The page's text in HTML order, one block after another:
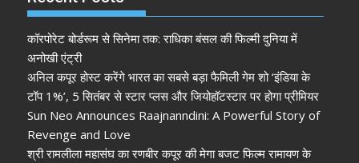
कॉरपोरेट बोर्डरूम से सिनेमा तक: राधिका बंसल की फिल्मी दुनिया में
अनोखी एंट्री
अनिल कपूर होस्ट करेंगे भारत का सबसे बड़ा फैमिली गेम शो ‘इंडिया के
टॉप 1%’, 5 सितंबर से स्टार प्लस और जियोहॉटस्टार पर होगा प्रीमियर
Sun Neo Announces Raajnanndini: A Powerful Story of
Revenge and Love
श्री रामलीला महासंघ का रणबीर कपूर की मेगा बजट फिल्म रामायण के